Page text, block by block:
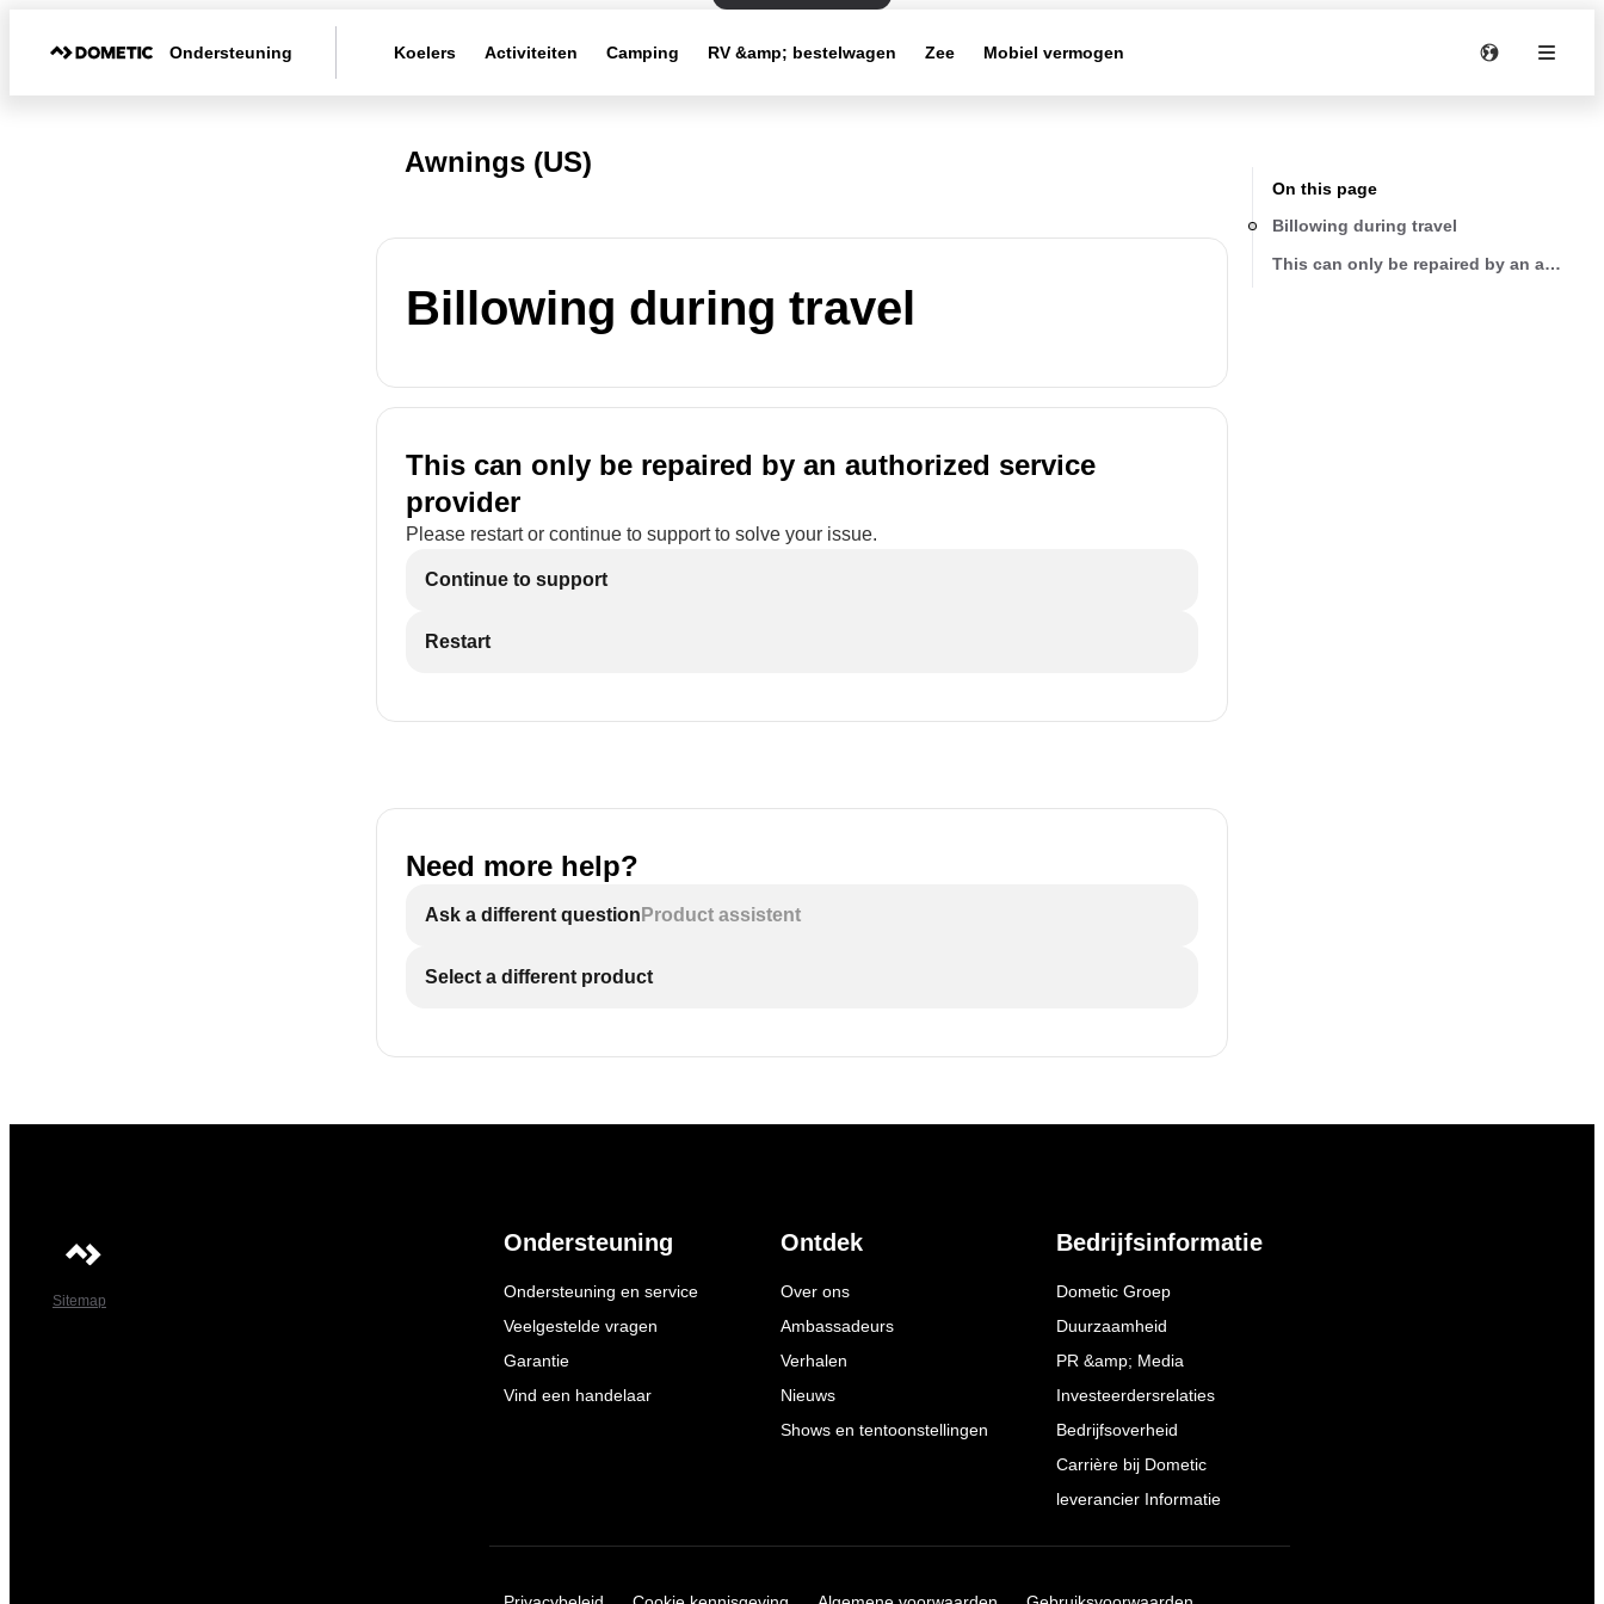
Ondersteuning Koelers Activiteiten Camping RV &amp; bestelwagen Zee Mobiel vermogen
Awnings (US)
Billowing during travel
This can only be repaired by an authorized service
provider
Please restart or continue to support to solve your issue.
Continue to support
Restart
Need more help?
Ask a different question Product assistent
Select a different product
On this page
Billowing during travel
This can only be repaired by an
Sitemap
Ondersteuning
Ondersteuning en service
Veelgestelde vragen
Garantie
Vind een handelaar
Ontdek
Over ons
Ambassadeurs
Verhalen
Nieuws
Shows en tentoonstellingen
Bedrijfsinformatie
Dometic Groep
Duurzaamheid
PR &amp; Media
Investeerdersrelaties
Bedrijfsoverheid
Carrière bij Dometic
leverancier Informatie